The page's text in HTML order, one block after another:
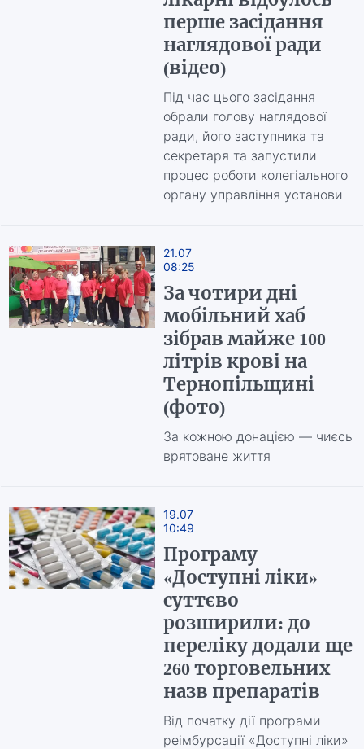
перше засідання
наглядової ради
(відео)
Під час цього засідання
обрали голову наглядової
ради, його заступника та
секретаря та запустили
процес роботи колегіального
органу управління установи
21.07
08:25
За чотири дні
мобільний хаб
зібрав майже 100
літрів крові на
Тернопільщині
(фото)
За кожною донацією — чиєсь
врятоване життя
19.07
10:49
Програму
«Доступні ліки»
суттєво
розширили: до
переліку додали ще
260 торговельних
назв препаратів
Від початку дії програми
реімбурсації «Доступні ліки»